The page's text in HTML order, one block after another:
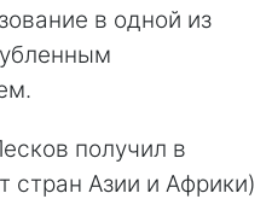
в одной из
получил в
стран Азии и Африки)